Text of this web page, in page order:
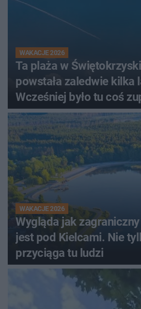
WAKACJE 2026
Ta plaża w
powstała zaledwie kilka
Wcześniej było tu coś
innego
WAKACJE 2026
Wygląda jak
jest pod Kielcami. Nie
przyciąga tu ludzi